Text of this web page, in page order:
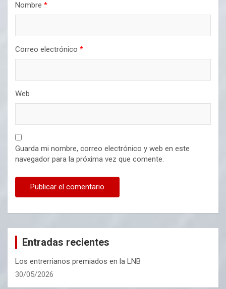
Nombre *
Correo electrónico *
Web
Guarda mi nombre, correo electrónico y web en este
navegador para la próxima vez que comente.
Entradas recientes
Los entrerrianos premiados en la LNB
30/05/2026